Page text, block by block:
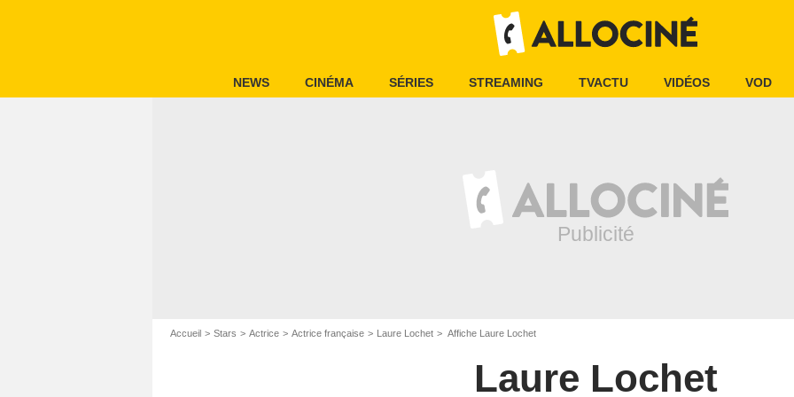
NEWS CINÉMA SÉRIES STREAMING TVACTU VIDÉOS VOD
Accueil Stars Actrice Actrice française Laure Lochet Affiche Laure Lochet
Laure Lochet